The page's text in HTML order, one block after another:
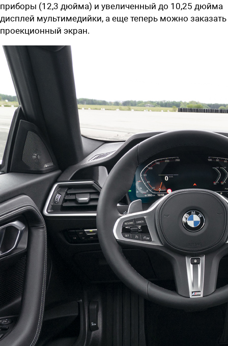
приборы (12,3 дюйма) и увеличенный до 10,25 дюйма
дисплей мультимедийки, а еще теперь можно заказать
проекционный экран.